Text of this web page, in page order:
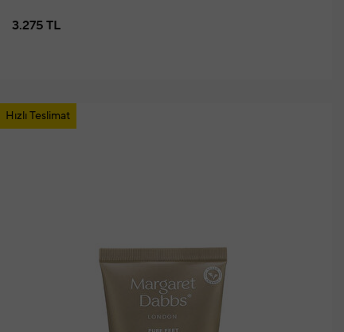
3.275 TL
Hızlı Teslimat